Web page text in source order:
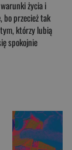
życia i
przecież tak
którzy lubią
spokojnie